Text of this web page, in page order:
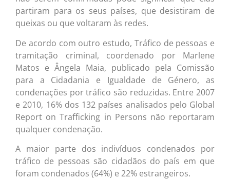
partiram para os seus países, que desistiram de
queixas ou que voltaram às redes.
De acordo com outro estudo, Tráfico de pessoas e
tramitação criminal, coordenado por Marlene
Matos e Ângela Maia, publicado pela Comissão
para a Cidadania e Igualdade de Género, as
condenações por tráfico são reduzidas. Entre 2007
e 2010, 16% dos 132 países analisados pelo Global
Report on Trafficking in Persons não reportaram
qualquer condenação.
A maior parte dos indivíduos condenados por
tráfico de pessoas são cidadãos do país em que
foram condenados (64%) e 22% estrangeiros.